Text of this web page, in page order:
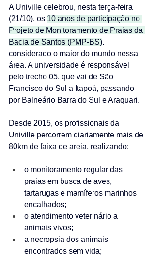
A Univille celebrou, nesta terça-feira
(21/10), os 10 anos de participação no
Projeto de Monitoramento de Praias da
Bacia de Santos (PMP-BS),
considerado o maior do mundo nessa
área. A universidade é responsável
pelo trecho 05, que vai de São
Francisco do Sul a Itapoá, passando
por Balneário Barra do Sul e Araquari.
Desde 2015, os profissionais da
Univille percorrem diariamente mais de
80km de faixa de areia, realizando:
o monitoramento regular das
praias em busca de aves,
tartarugas e mamíferos marinhos
encalhados;
o atendimento veterinário a
animais vivos;
a necropsia dos animais
encontrados sem vida;